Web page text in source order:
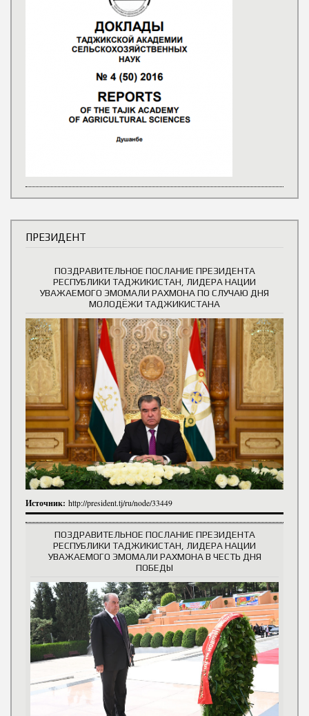
ПРЕЗИДЕНТ
ПОЗДРАВИТЕЛЬНОЕ ПОСЛАНИЕ ПРЕЗИДЕНТА
РЕСПУБЛИКИ ТАДЖИКИСТАН, ЛИДЕРА НАЦИИ
УВАЖАЕМОГО ЭМОМАЛИ РАХМОНА ПО СЛУЧАЮ ДНЯ
МОЛОДЁЖИ ТАДЖИКИСТАНА
Источник: http://president.tj/ru/node/33449
ПОЗДРАВИТЕЛЬНОЕ ПОСЛАНИЕ ПРЕЗИДЕНТА
РЕСПУБЛИКИ ТАДЖИКИСТАН, ЛИДЕРА НАЦИИ
УВАЖАЕМОГО ЭМОМАЛИ РАХМОНА В ЧЕСТЬ ДНЯ
ПОБЕДЫ